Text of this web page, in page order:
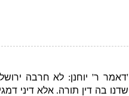
'דאמר ר' יוחנן: לא חרבה
שדנו בה דין תורה.אלא דיני